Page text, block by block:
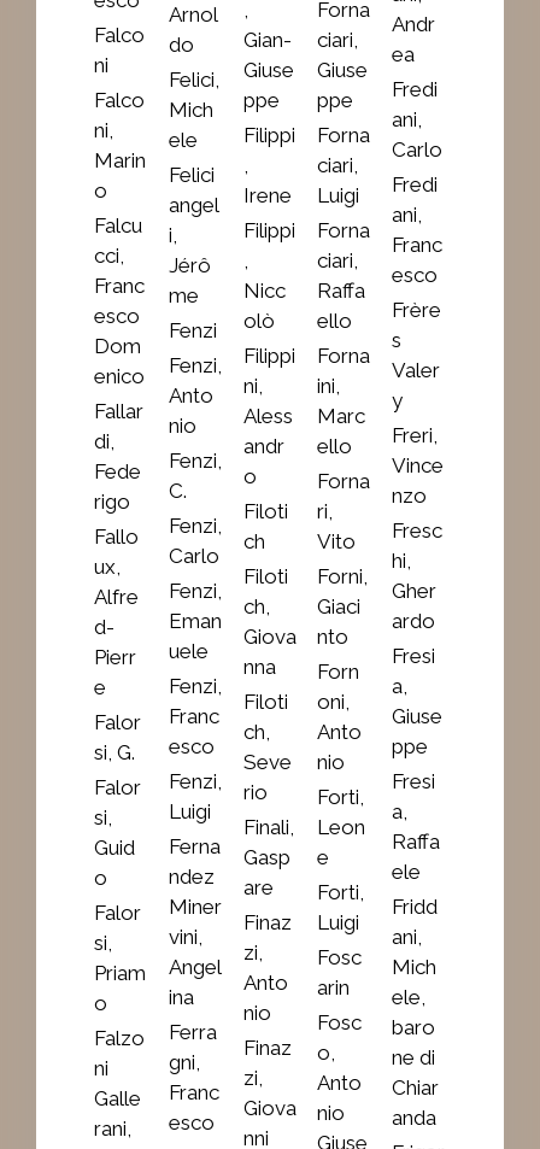
Falco
ni
Falco
ni,
Marin
o
Falcu
cci,
Franc
esco
Dom
enico
Fallar
di,
Fede
rigo
Fallo
ux,
Alfre
d-
Pierr
e
Falor
si, G.
Falor
si,
Guid
o
Falor
si,
Priam
o
Falzo
ni
Galle
rani,
Arnol
do
Felici,
Mich
ele
Felici
angel
i,
Jérô
me
Fenzi
Fenzi,
Anto
nio
Fenzi,
C.
Fenzi,
Carlo
Fenzi,
Eman
uele
Fenzi,
Franc
esco
Fenzi,
Luigi
Ferna
ndez
Miner
vini,
Angel
ina
Ferra
gni,
Franc
esco
Gian-
Giuse
ppe
Filippi
Irene
Filippi
Nicc
olò
Filippi
ni,
Aless
andr
o
Filoti
ch
Filoti
ch,
Giova
nna
Filoti
ch,
Seve
rio
Finali,
Gasp
are
Finaz
zi,
Anto
nio
Finaz
zi,
Giova
nni
Forna
ciari,
Giuse
ppe
Forna
ciari,
Luigi
Forna
ciari,
Raffa
ello
Forna
ini,
Marc
ello
Forna
ri,
Vito
Forni,
Giaci
nto
Forn
oni,
Anto
nio
Forti,
Leon
e
Forti,
Luigi
Fosc
arin
Fosc
o,
Anto
nio
Giuse
Andr
ea
Fredi
ani,
Carlo
Fredi
ani,
Franc
esco
Frère
s
Valer
y
Freri,
Vince
nzo
Fresc
hi,
Gher
ardo
Fresi
a,
Giuse
ppe
Fresi
a,
Raffa
ele
Fridd
ani,
Mich
ele,
baro
ne di
Chiar
anda